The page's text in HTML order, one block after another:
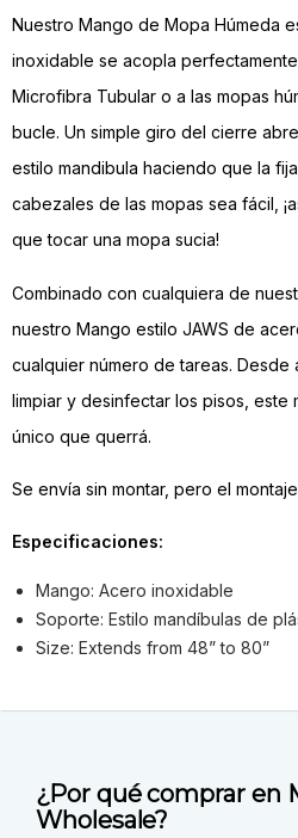
Nuestro Mango de Mopa Húmeda
inoxidable se acopla
Microfibra Tubular o a las mopas
bucle. Un simple giro del cierre
estilo mandibula haciendo que la
cabezales de las mopas sea fácil,
que tocar una mopa sucia!
Combinado con cualquiera de
nuestro Mango estilo JAWS de
cualquier número de tareas. Desde
limpiar y desinfectar los pisos, este
único que querrá.
Se envía sin montar, pero el
Especificaciones:
Mango: Acero inoxidable
Soporte: Estilo mandíbulas de
Size: Extends from 48” to 80”
¿Por qué comprar en
Wholesale?